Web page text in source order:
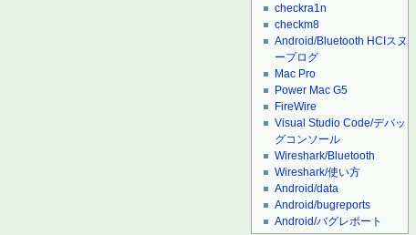
checkra1n
checkm8
Android/Bluetooth HCIスヌ
ープログ
Mac Pro
Power Mac G5
FireWire
Visual Studio Code/デバッ
グコンソール
Wireshark/Bluetooth
Wireshark/使い方
Android/data
Android/bugreports
Android/バグレポート